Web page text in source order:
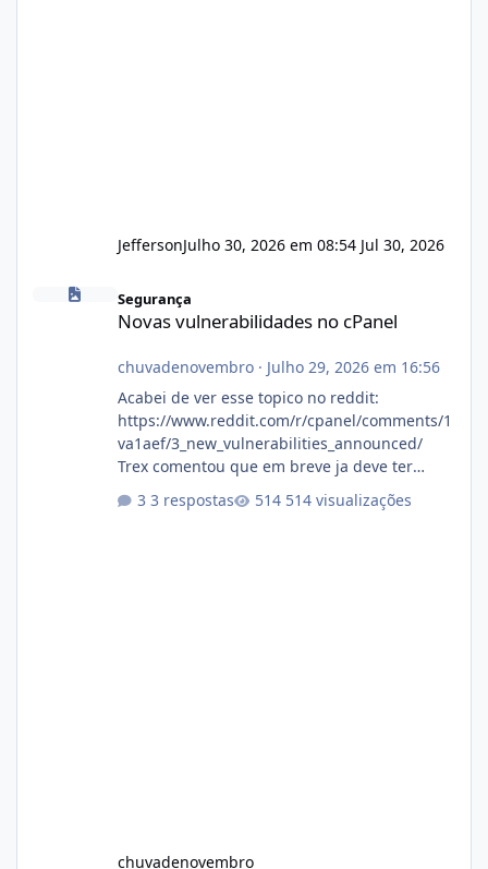
JeffersonJulho 30, 2026 em 08:54 Jul 30, 2026
Segurança
Novas vulnerabilidades no cPanel
chuvadenovembro· Julho 29, 2026 em 16:56
Acabei de ver esse topico no reddit:
https://www.reddit.com/r/cpanel/comments/1
va1aef/3_new_vulnerabilities_announced/
Trex comentou que em breve ja deve ter
3 respostas 514 visualizações
chuvadenovembro